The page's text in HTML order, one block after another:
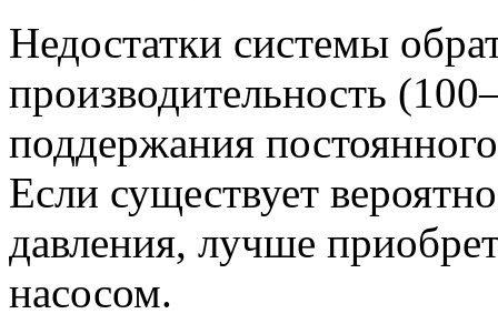
Недостатки системы
производительность
поддержания
Если существует
давления, лучше
насосом.